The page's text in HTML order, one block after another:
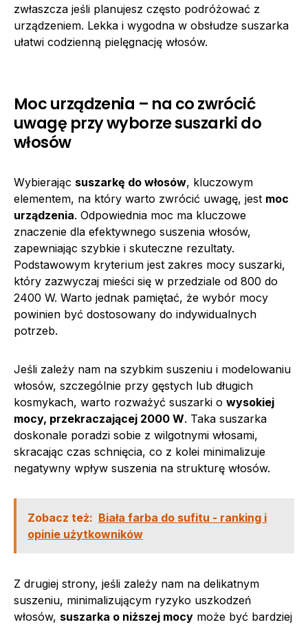
zwłaszcza jeśli planujesz często podróżować z
urządzeniem. Lekka i wygodna w obsłudze suszarka
ułatwi codzienną pielęgnację włosów.
Moc urządzenia – na co zwrócić
uwagę przy wyborze suszarki do
włosów
Wybierając suszarkę do włosów, kluczowym
elementem, na który warto zwrócić uwagę, jest moc
urządzenia. Odpowiednia moc ma kluczowe
znaczenie dla efektywnego suszenia włosów,
zapewniając szybkie i skuteczne rezultaty.
Podstawowym kryterium jest zakres mocy suszarki,
który zazwyczaj mieści się w przedziale od 800 do
2400 W. Warto jednak pamiętać, że wybór mocy
powinien być dostosowany do indywidualnych
potrzeb.
Jeśli zależy nam na szybkim suszeniu i modelowaniu
włosów, szczególnie przy gęstych lub długich
kosmykach, warto rozważyć suszarki o wysokiej
mocy, przekraczającej 2000 W. Taka suszarka
doskonale poradzi sobie z wilgotnymi włosami,
skracając czas schnięcia, co z kolei minimalizuje
negatywny wpływ suszenia na strukturę włosów.
Zobacz też: Biała farba do sufitu - ranking i
opinie użytkowników
Z drugiej strony, jeśli zależy nam na delikatnym
suszeniu, minimalizującym ryzyko uszkodzeń
włosów, suszarka o niższej mocy może być bardziej